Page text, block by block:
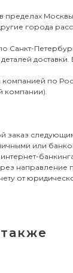
пределах
города
Санкт-
по
компании).
заказ
или
направление
от